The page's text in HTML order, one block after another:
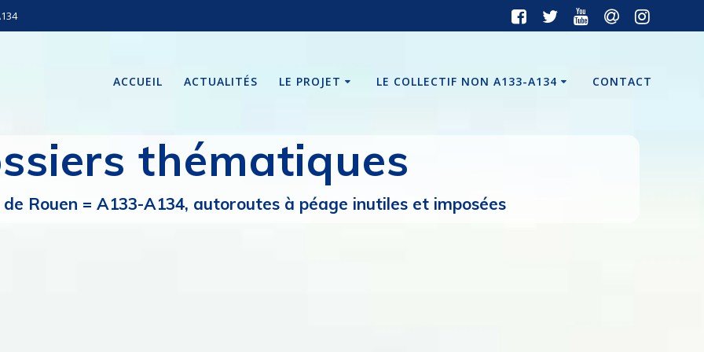
ACCUEIL ACTUALITÉS LE PROJET LE COLLECTIF NON A133-A134 CONTACT
thématiques
Rouen = A133-A134, autoroutes à péage inutiles et imposées